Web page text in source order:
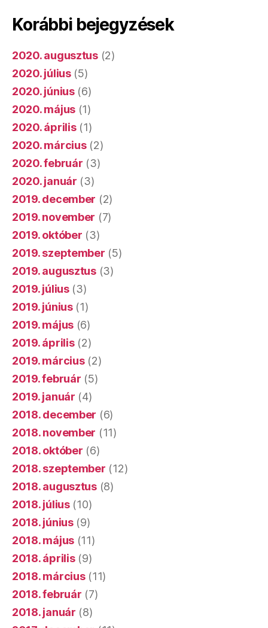
Korábbi bejegyzések
2020. augusztus(2)
2020. július(5)
2020. június(6)
2020. május (1)
2020. április(1)
2020. március(2)
2020. február (3)
2020. január (3)
2019. december (2)
2019. november (7)
2019. október (3)
2019. szeptember (5)
2019. augusztus(3)
2019. július(3)
2019. június(1)
2019. május (6)
2019. április(2)
2019. március(2)
2019. február (5)
2019. január (4)
2018. december (6)
2018. november (11)
2018. október (6)
2018. szeptember (12)
2018. augusztus(8)
2018. július(10)
2018. június(9)
2018. május (11)
2018. április(9)
2018. március(11)
2018. február (7)
2018. január (8)